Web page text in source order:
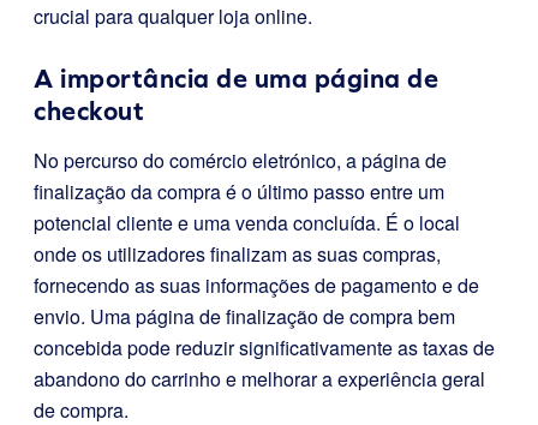
crucial para qualquer loja online.
A importância de uma página de
checkout
No percurso do comércio eletrónico, a página de
finalização da compra é o último passo entre um
potencial cliente e uma venda concluída. É o local
onde os utilizadores finalizam as suas compras,
fornecendo as suas informações de pagamento e de
envio. Uma página de finalização de compra bem
concebida pode reduzir significativamente as taxas de
abandono do carrinho e melhorar a experiência geral
de compra.